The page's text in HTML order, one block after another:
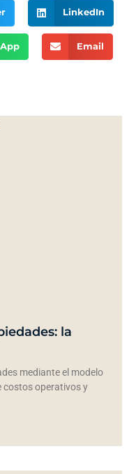
LinkedIn
Email
la
mediante el modelo
costos operativos y